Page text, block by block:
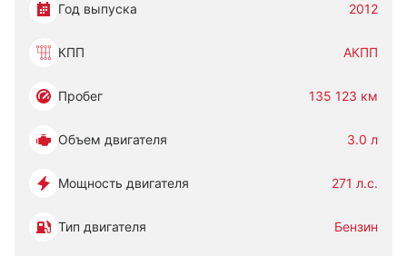
Год выпуска 2012
КПП АКПП
Пробег 135 123 км
Объем двигателя 3.0 л
Мощность двигателя 271 л.с.
Тип двигателя Бензин